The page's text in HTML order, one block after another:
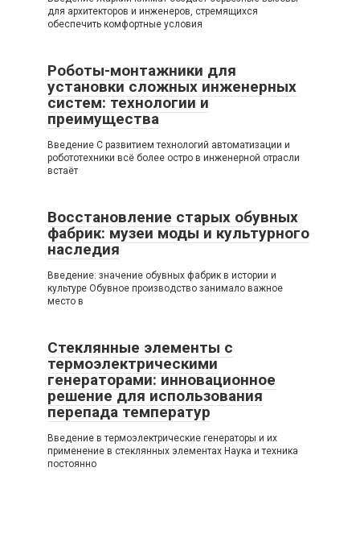
для архитекторов и инженеров, стремящихся
обеспечить комфортные условия
Роботы-монтажники для
установки сложных инженерных
систем: технологии и
преимущества
Введение С развитием технологий автоматизации и
робототехники всё более остро в инженерной отрасли
встаёт
Восстановление старых обувных
фабрик: музеи моды и культурного
наследия
Введение: значение обувных фабрик в истории и
культуре Обувное производство занимало важное
место в
Стеклянные элементы с
термоэлектрическими
генераторами: инновационное
решение для использования
перепада температур
Введение в термоэлектрические генераторы и их
применение в стеклянных элементах Наука и техника
постоянно